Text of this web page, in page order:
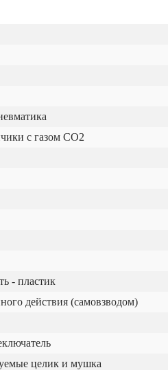
с газом CO2
- пластик
действия (самовзводом)
целик и мушка